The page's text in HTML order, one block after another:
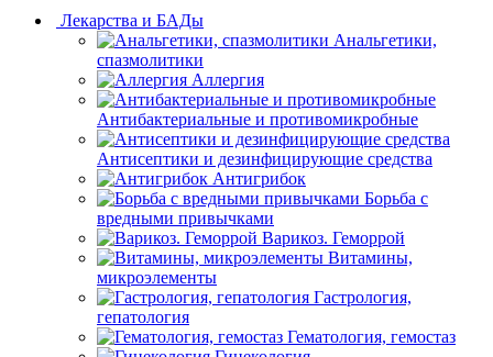
Лекарства и БАДы
Анальгетики,
спазмолитики
Аллергия
Антибактериальные и противомикробные
Антисептики и дезинфицирующие средства
Антигрибок
Борьба с
вредными привычками
Варикоз. Геморрой
Витамины,
микроэлементы
Гастрология,
гепатология
Гематология, гемостаз